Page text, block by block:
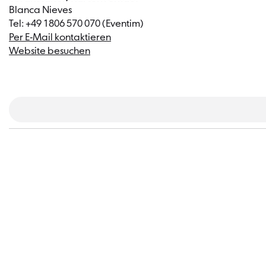
Blanca Nieves
Tel: +49 1806 570 070 (Eventim)
Per E-Mail kontaktieren
Website besuchen